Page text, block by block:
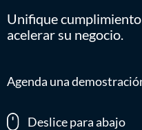
Unifique
acelerar su negocio.
Agenda una
Deslice para abajo